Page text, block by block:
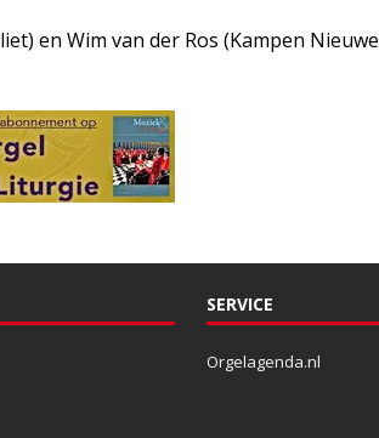
en Wim van der Ros (Kampen Nieuwe
SERVICE
Orgelagenda.nl